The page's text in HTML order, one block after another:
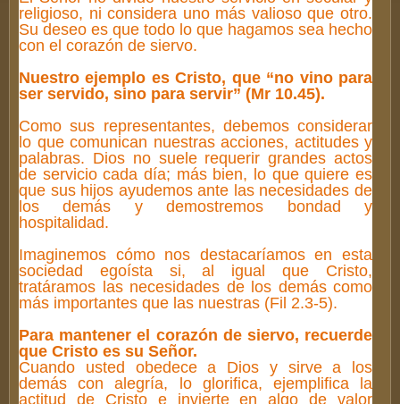
religioso, ni considera uno más valioso que otro.
Su deseo es que todo lo que hagamos sea hecho
con el corazón de siervo.
Nuestro ejemplo es Cristo, que “no vino para
ser servido, sino para servir” (Mr 10.45).
Como sus representantes, debemos considerar
lo que comunican nuestras acciones, actitudes y
palabras. Dios no suele requerir grandes actos
de servicio cada día; más bien, lo que quiere es
que sus hijos ayudemos ante las necesidades de
los demás y demostremos bondad y
hospitalidad.
Imaginemos cómo nos destacaríamos en esta
sociedad egoísta si, al igual que Cristo,
tratáramos las necesidades de los demás como
más importantes que las nuestras (Fil 2.3-5).
Para mantener el corazón de siervo, recuerde
que Cristo es su Señor.
Cuando usted obedece a Dios y sirve a los
demás con alegría, lo glorifica, ejemplifica la
actitud de Cristo e invierte en algo de valor